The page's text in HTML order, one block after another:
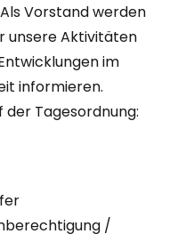
Vorstand werden
unsere Aktivitäten
im
informieren.
der Tagesordnung:
/